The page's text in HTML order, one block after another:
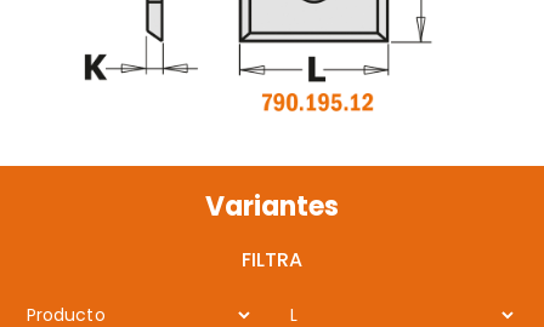
Variantes
FILTRA
Producto L